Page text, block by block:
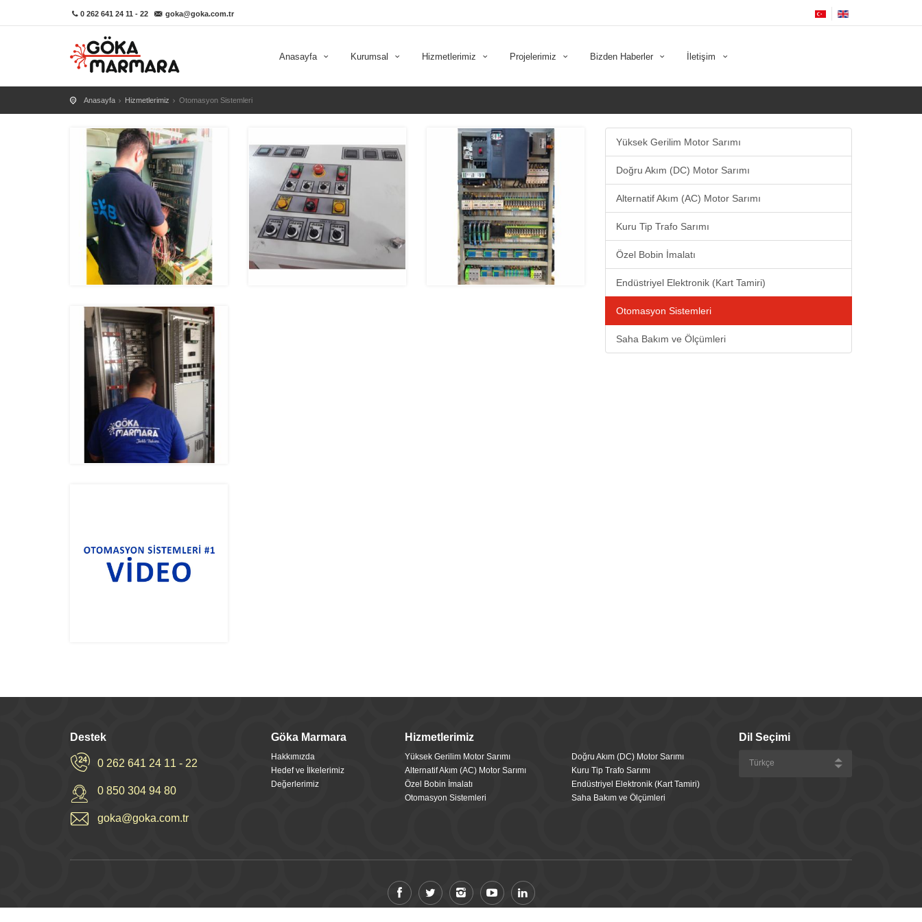
0 262 641 24 11 - 22 goka@goka.com.tr
Anasayfa Kurumsal Hizmetlerimiz Projelerimiz Bizden Haberler İletişim
Anasayfa Hizmetlerimiz Otomasyon Sistemleri
Yüksek Gerilim Motor Sarımı
Doğru Akım (DC) Motor Sarımı
Alternatif Akım (AC) Motor Sarımı
Kuru Tip Trafo Sarımı
Özel Bobin İmalatı
Endüstriyel Elektronik (Kart Tamiri)
Otomasyon Sistemleri
Saha Bakım ve Ölçümleri
Destek
0 262 641 24 11 - 22
0 850 304 94 80
goka@goka.com.tr
Göka Marmara
Hakkımızda
Hedef ve İlkelerimiz
Değerlerimiz
Hizmetlerimiz
Yüksek Gerilim Motor Sarımı
Doğru Akım (DC) Motor Sarımı
Alternatif Akım (AC) Motor Sarımı
Kuru Tip Trafo Sarımı
Özel Bobin İmalatı
Endüstriyel Elektronik (Kart Tamiri)
Otomasyon Sistemleri
Saha Bakım ve Ölçümleri
Dil Seçimi